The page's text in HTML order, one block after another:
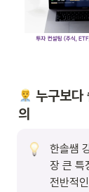
누구보다
의
한솔쌤
장 큰 특
전반적